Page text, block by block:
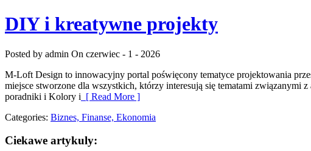
DIY i kreatywne projekty
Posted by admin On czerwiec - 1 - 2026
M-Loft Design to innowacyjny portal poświęcony tematyce projektowania
miejsce stworzone dla wszystkich, którzy interesują się tematami
poradniki i Kolory i [ Read More ]
Categories: Biznes, Finanse, Ekonomia
Ciekawe artykuly: